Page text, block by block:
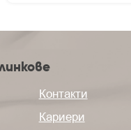
Контакти
Кариери